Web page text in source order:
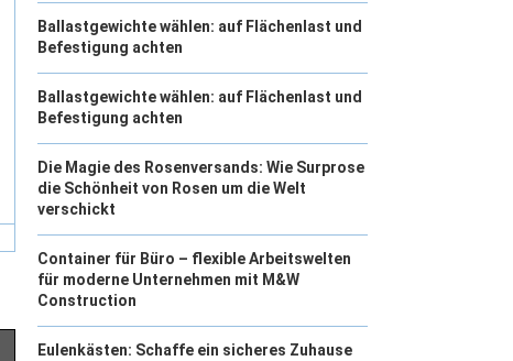
Ballastgewichte wählen: auf Flächenlast und
Befestigung achten
Ballastgewichte wählen: auf Flächenlast und
Befestigung achten
Die Magie des Rosenversands: Wie Surprose
die Schönheit von Rosen um die Welt
verschickt
Container für Büro – flexible Arbeitswelten
für moderne Unternehmen mit M&W
Construction
Eulenkästen: Schaffe ein sicheres Zuhause